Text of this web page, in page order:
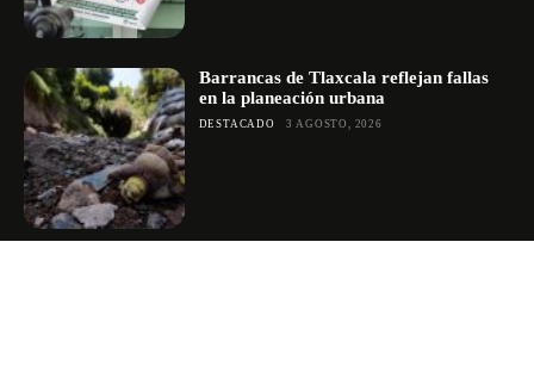
Barrancas de Tlaxcala reflejan fallas
en la planeación urbana
DESTACADO 3 AGOSTO, 2026